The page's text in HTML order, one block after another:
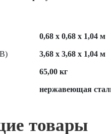
0,68 х 0,68 х 1,04 м
3,68 х 3,68 х 1,04 м
65,00 кг
нержавеющая
товары